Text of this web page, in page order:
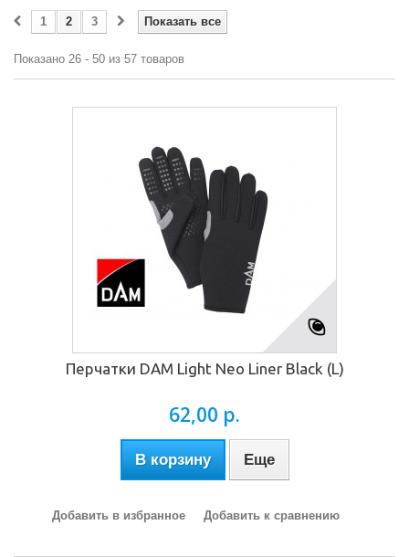
Показать все
1 2 3
Показано 26 - 50 из 57 товаров
Перчатки DAM Light Neo Liner Black (L)
62,00 р.
В корзину Еще
Добавить в избранное Добавить к сравнению